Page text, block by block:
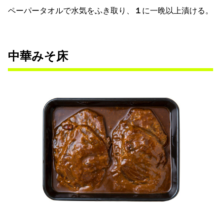
ペーパータオルで水気をふき取り、
１ に一晩以上漬ける。
中華みそ床